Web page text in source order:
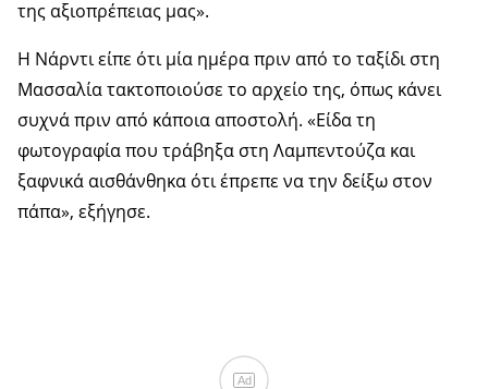
της αξιοπρέπειας μας».
Η Νάρντι είπε ότι μία ημέρα πριν από το ταξίδι στη
Μασσαλία τακτοποιούσε το αρχείο της, όπως κάνει
συχνά πριν από κάποια αποστολή. «Είδα τη
φωτογραφία που τράβηξα στη Λαμπεντούζα και
ξαφνικά αισθάνθηκα ότι έπρεπε να την δείξω στον
πάπα», εξήγησε.
Ad